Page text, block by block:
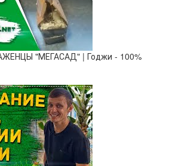
"МЕГАСАД" | Годжи - 100%